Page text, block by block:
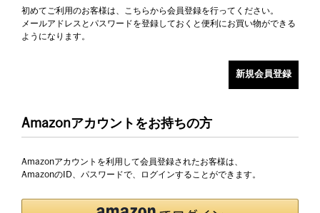
初めてご利用のお客様は、こちらから会員登録を行ってください。
メールアドレスとパスワードを登録しておくと便利にお買い物ができる
ようになります。
Amazonアカウントをお持ちの方
Amazonアカウントを利用して会員登録されたお客様は、
AmazonのID、パスワードで、ログインすることができます。